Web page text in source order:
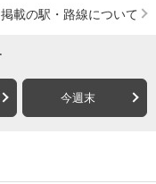
載の駅・路線について
今週末